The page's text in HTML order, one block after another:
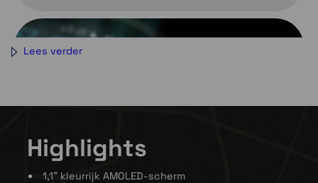
Lees verder
Highlights
1,1" kleurrijk AMOLED-scherm